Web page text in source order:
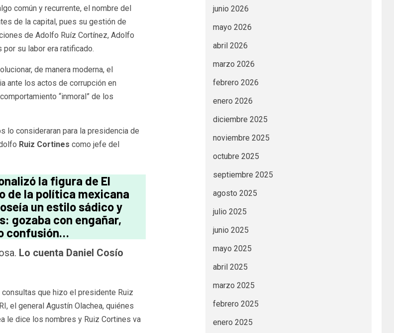
común y recurrente, el nombre del
de la capital, pues su gestión de
de Adolfo Ruíz Cortínez, Adolfo
su labor era ratificado.
de manera moderna, el
ante los actos de corrupción en
“inmoral” de los
lo consideraran para la presidencia de
Ruiz Cortines como jefe del
la figura de El
de la política mexicana
un estilo sádico y
gozaba con engañar,
confusión…
Lo cuenta Daniel Cosío
que hizo el presidente Ruiz
el general Agustín Olachea, quiénes
le dice los nombres y Ruiz Cortines va
junio 2026
mayo 2026
abril 2026
marzo 2026
febrero 2026
enero 2026
diciembre 2025
noviembre 2025
octubre 2025
septiembre 2025
agosto 2025
julio 2025
junio 2025
mayo 2025
abril 2025
marzo 2025
febrero 2025
enero 2025